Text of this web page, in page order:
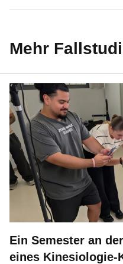
Mehr
Ein Semester an
eines Kinesiologie-